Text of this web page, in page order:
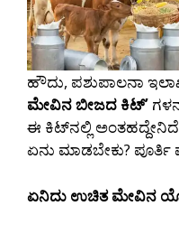
ಹೌದು, ಪಶುಪಾಲನಾ
ಮೇವಿನ ಬೀಜದ ಕಿಟ್’
ಈ ಕಿಟ್‌ನಲ್ಲಿ
ಏನು ಮಾಡಬೇಕು?
ಏನಿದು ಉಚಿತ ಮೇವಿನ